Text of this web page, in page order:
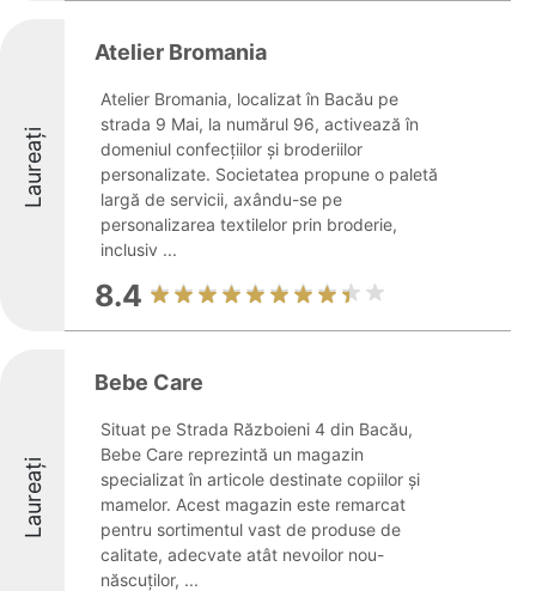
Laureați
Atelier Bromania
Atelier Bromania, localizat în Bacău pe
strada 9 Mai, la numărul 96, activează în
domeniul confecțiilor și broderiilor
personalizate. Societatea propune o paletă
largă de servicii, axându-se pe
personalizarea textilelor prin broderie,
inclusiv ...
8.4
Laureați
Bebe Care
Situat pe Strada Războieni 4 din Bacău,
Bebe Care reprezintă un magazin
specializat în articole destinate copiilor și
mamelor. Acest magazin este remarcat
pentru sortimentul vast de produse de
calitate, adecvate atât nevoilor nou-
născuților, ...